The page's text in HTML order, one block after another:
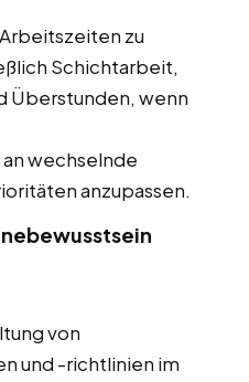
zu
Schichtarbeit,
Überstunden, wenn
wechselnde
anzupassen.
von
und -richtlinien im